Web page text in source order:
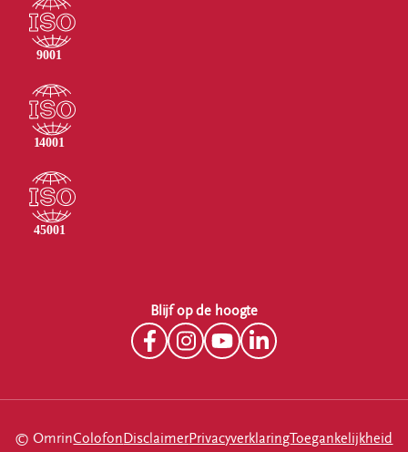
Blijf op de hoogte
© OmrinColofonDisclaimerPrivacyverklaringToegankelijkheid